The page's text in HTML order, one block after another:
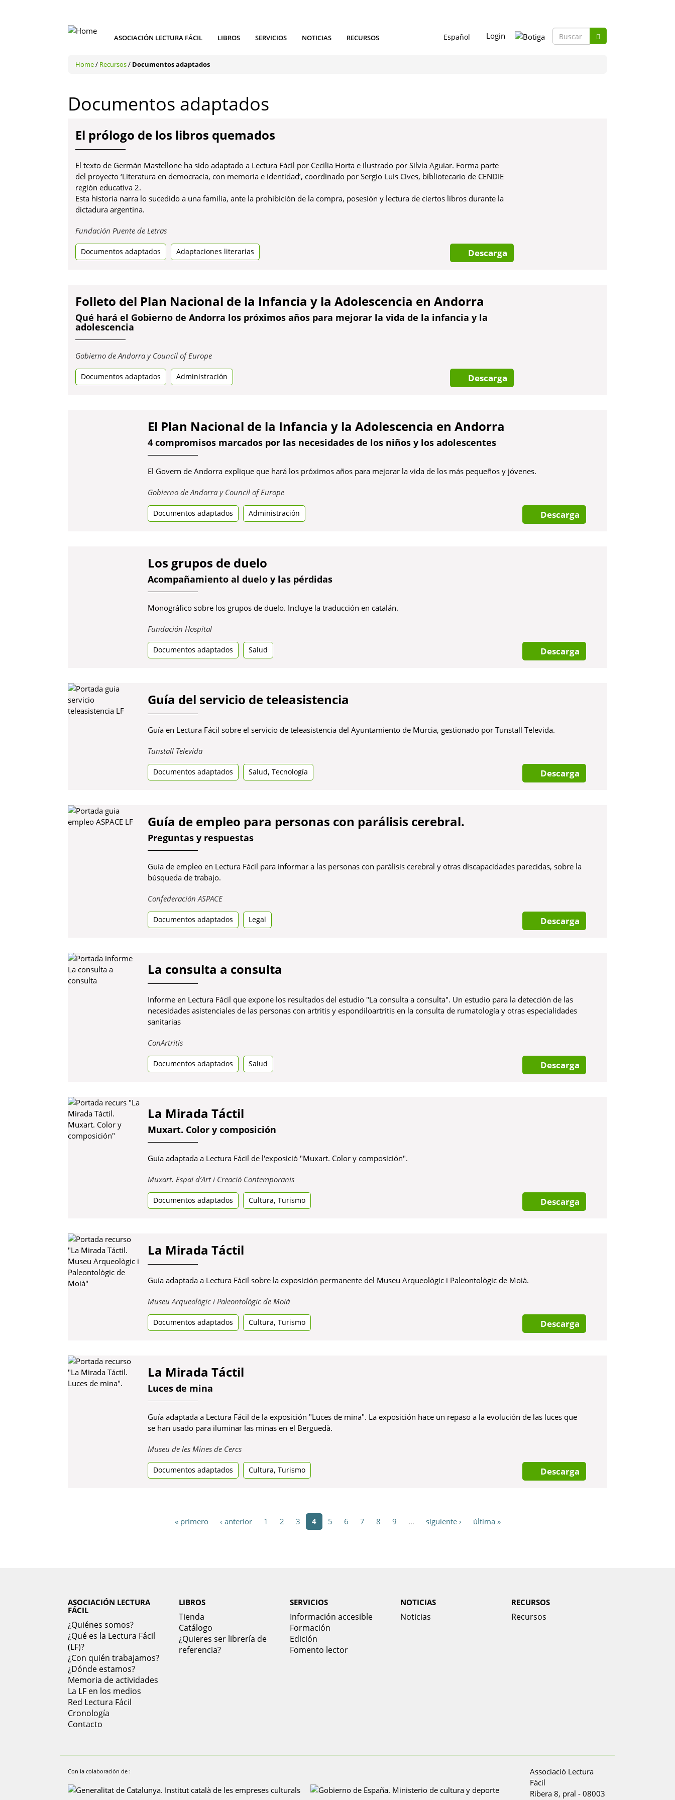
ASOCIACIÓN LECTURA FÁCIL LIBROS SERVICIOS NOTICIAS RECURSOS Login
Formulario
Home/ Recursos/ Documentos adaptados
Documentos adaptados
El prólogo de los libros quemados
El texto de Germán Mastellone ha sido adaptado a Lectura Fácil por Cecilia Horta e ilustrado por Silvia Aguiar. Forma parte
del proyecto ‘Literatura en democracia, con memoria e identidad’, coordinado por Sergio Luis Cives, bibliotecario de CENDIE
región educativa 2.
Esta historia narra lo sucedido a una familia, ante la prohibición de la compra, posesión y lectura de ciertos libros durante la
dictadura argentina.
Fundación Puente de LetrasObre
en
una
pestanya
Documentos adaptados Adaptaciones literarias Descarga
Folleto del Plan Nacional de la Infancia y la Adolescencia en Andorra
Qué hará el Gobierno de Andorra los próximos años para mejorar la vida de la infancia y la
adolescencia
Gobierno de Andorra y Council of EuropeObre
en
una
pestanya
Documentos adaptados Administración Descarga
El Plan Nacional de la Infancia y la Adolescencia en Andorra
4 compromisos marcados por las necesidades de los niños y los adolescentes
El Govern de Andorra explique que hará los próximos años para mejorar la vida de los más pequeños y jóvenes.
Gobierno de Andorra y Council of EuropeObre
en
una
pestanya
Documentos adaptados Administración Descarga
Los grupos de duelo
Acompañamiento al duelo y las pérdidas
Monográfico sobre los grupos de duelo. Incluye la traducción en catalán.
Fundación HospitalObre
en
una
pestanya
Documentos adaptados Salud Descarga
Guía del servicio de teleasistencia
Guía en Lectura Fácil sobre el servicio de teleasistencia del Ayuntamiento de Murcia, gestionado por Tunstall Televida.
Tunstall TelevidaObre
en
una
pestanya
Documentos adaptados Salud, Tecnología Descarga
Guía de empleo para personas con parálisis cerebral.
Preguntas y respuestas
Guía de empleo en Lectura Fácil para informar a las personas con parálisis cerebral y otras discapacidades parecidas, sobre la
búsqueda de trabajo.
Confederación ASPACEObre
en
una
pestanya
Documentos adaptados Legal Descarga
La consulta a consulta
Informe en Lectura Fácil que expone los resultados del estudio "La consulta a consulta". Un estudio para la detección de las
necesidades asistenciales de las personas con artritis y espondiloartritis en la consulta de rumatología y otras especialidades
sanitarias
ConArtritisObre
en
una
pestanya
Documentos adaptados Salud Descarga
La Mirada Táctil
Muxart. Color y composición
Guía adaptada a Lectura Fácil de l'exposició "Muxart. Color y composición".
Muxart. Espai d’Art i Creació ContemporanisObre
en
una
pestanya
Documentos adaptados Cultura, Turismo Descarga
La Mirada Táctil
Guía adaptada a Lectura Fácil sobre la exposición permanente del Museu Arqueològic i Paleontològic de Moià.
Museu Arqueològic i Paleontològic de MoiàObre
en
una
pestanya
Documentos adaptados Cultura, Turismo Descarga
La Mirada Táctil
Luces de mina
Guía adaptada a Lectura Fácil de la exposición "Luces de mina". La exposición hace un repaso a la evolución de las luces que
se han usado para iluminar las minas en el Berguedà.
Museu de les Mines de CercsObre
en
una
pestanya
Documentos adaptados Cultura, Turismo Descarga
« primero ‹ anterior 1 2 3 4 5 6 7 8 9 … siguiente › última »
ASOCIACIÓN LECTURA
FÁCIL
¿Quiénes somos?
¿Qué es la Lectura Fácil
(LF)?
¿Con quién trabajamos?
¿Dónde estamos?
Memoria de actividades
La LF en los medios
Red Lectura Fácil
Cronología
Contacto
LIBROS
Tienda
Catálogo
¿Quieres ser librería de
referencia?
SERVICIOS
Información accesible
Formación
Edición
Fomento lector
NOTICIAS
Noticias
RECURSOS
Recursos
Con la colaboración de :
Associació Lectura
Fàcil
Ribera 8, pral - 08003